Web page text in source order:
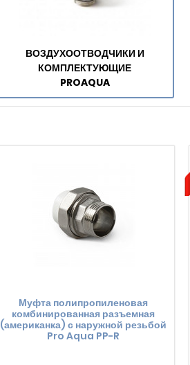
ВОЗДУХООТВОДЧИКИ И
КОМПЛЕКТУЮЩИЕ
PROAQUA
Муфта полипропиленовая
комбинированная разъемная
(американка) с наружной резьбой
Pro Aqua PP-R